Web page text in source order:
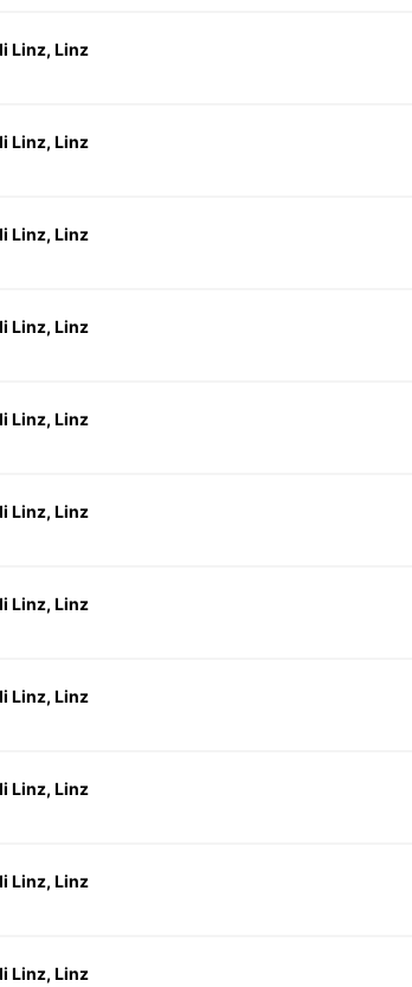
Linz, Linz
Linz, Linz
Linz, Linz
Linz, Linz
Linz, Linz
Linz, Linz
Linz, Linz
Linz, Linz
Linz, Linz
Linz, Linz
Linz, Linz